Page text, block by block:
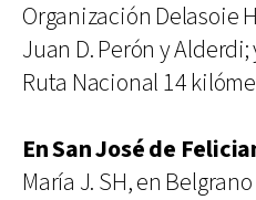
Organización Delasoie
Juan D. Perón y
Ruta Nacional 14
En San José de
María J. SH, en